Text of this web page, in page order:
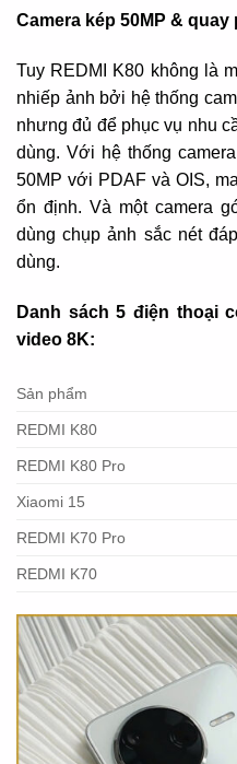
Camera kép 50MP &
Tuy REDMI K80 không là
nhiếp ảnh bởi hệ thống
nhưng đủ để phục vụ nhu
dùng. Với hệ thống
50MP với PDAF và OIS,
ổn định. Và một camera
dùng chụp ảnh sắc nét
dùng.
Danh sách 5 điện thoại
video 8K:
Sản phẩm
REDMI K80
REDMI K80 Pro
Xiaomi 15
REDMI K70 Pro
REDMI K70